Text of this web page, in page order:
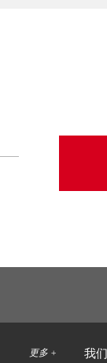
更多 + 我